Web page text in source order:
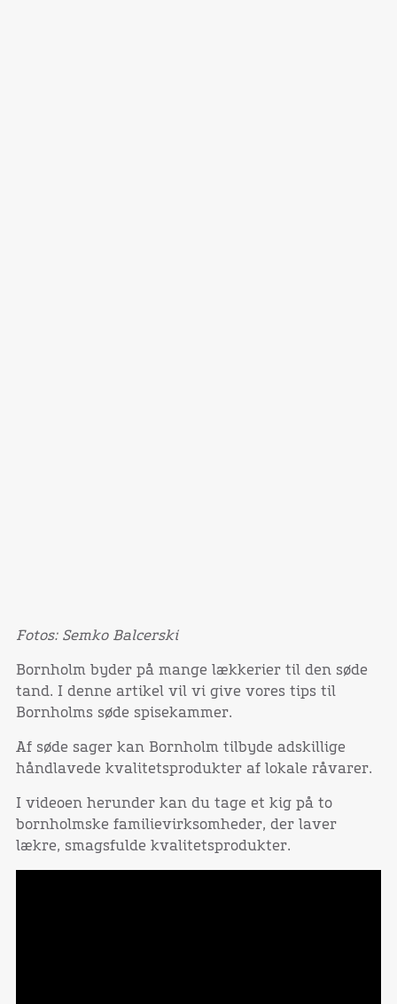
Fotos: Semko Balcerski
Bornholm byder på mange lækkerier til den søde
tand. I denne artikel vil vi give vores tips til
Bornholms søde spisekammer.
Af søde sager kan Bornholm tilbyde adskillige
håndlavede kvalitetsprodukter af lokale råvarer.
I videoen herunder kan du tage et kig på to
bornholmske familievirksomheder, der laver
lækre, smagsfulde kvalitetsprodukter.